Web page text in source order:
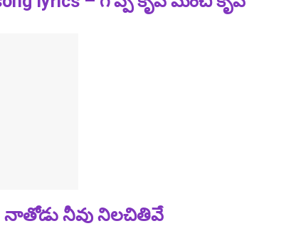
– నాతోడు నీవు నిలచితివే